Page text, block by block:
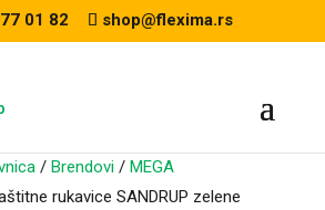
01 82 shop@flexima.rs
/ Brendovi/ MEGA
rukavice SANDRUP zelene